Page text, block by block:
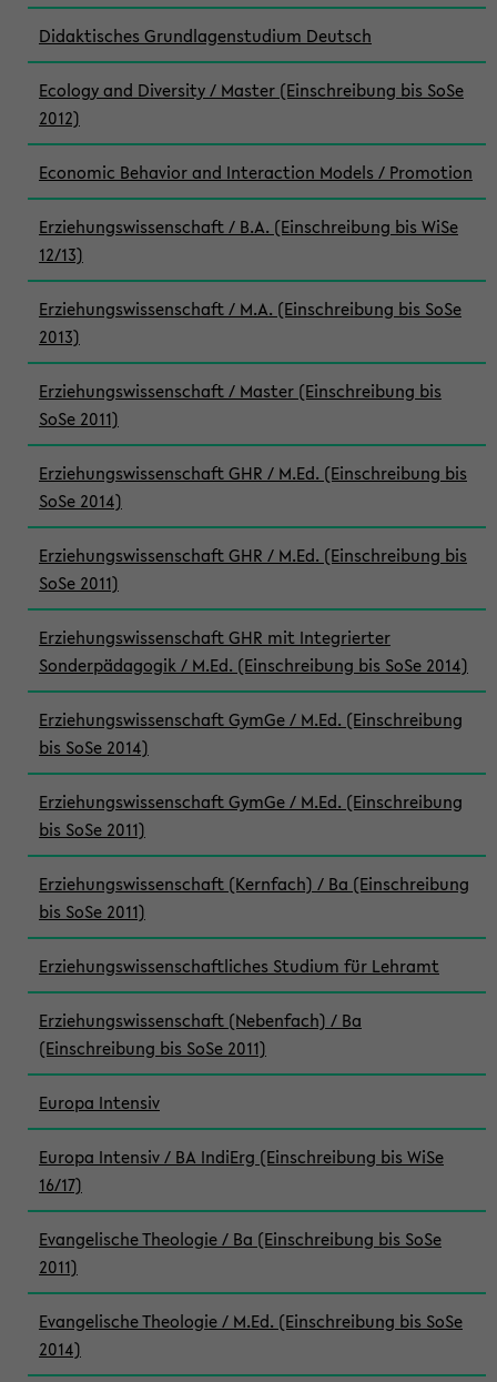
Didaktisches Grundlagenstudium Deutsch
Ecology and Diversity / Master (Einschreibung bis SoSe
2012)
Economic Behavior and Interaction Models / Promotion
Erziehungswissenschaft / B.A. (Einschreibung bis WiSe
12/13)
Erziehungswissenschaft / M.A. (Einschreibung bis SoSe
2013)
Erziehungswissenschaft / Master (Einschreibung bis
SoSe 2011)
Erziehungswissenschaft GHR / M.Ed. (Einschreibung bis
SoSe 2014)
Erziehungswissenschaft GHR / M.Ed. (Einschreibung bis
SoSe 2011)
Erziehungswissenschaft GHR mit Integrierter
Sonderpädagogik / M.Ed. (Einschreibung bis SoSe 2014)
Erziehungswissenschaft GymGe / M.Ed. (Einschreibung
bis SoSe 2014)
Erziehungswissenschaft GymGe / M.Ed. (Einschreibung
bis SoSe 2011)
Erziehungswissenschaft (Kernfach) / Ba (Einschreibung
bis SoSe 2011)
Erziehungswissenschaftliches Studium für Lehramt
Erziehungswissenschaft (Nebenfach) / Ba
(Einschreibung bis SoSe 2011)
Europa Intensiv
Europa Intensiv / BA IndiErg (Einschreibung bis WiSe
16/17)
Evangelische Theologie / Ba (Einschreibung bis SoSe
2011)
Evangelische Theologie / M.Ed. (Einschreibung bis SoSe
2014)